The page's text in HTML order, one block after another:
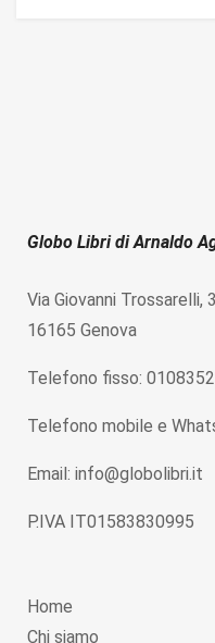
Globo Libri di Arnaldo
Via Giovanni Trossarelli,
16165 Genova
Telefono fisso:
Telefono mobile e
Email: info@globolibri.it
P.IVA IT01583830995
Home
Chi siamo